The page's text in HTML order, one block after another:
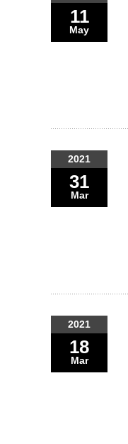
11
May
2021
31
Mar
2021
18
Mar